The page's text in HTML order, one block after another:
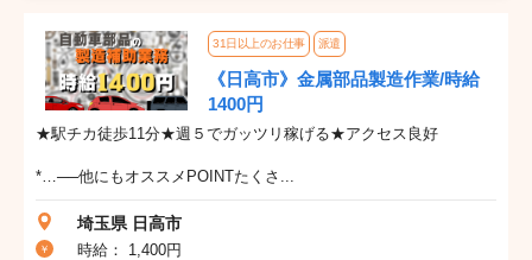
31日以上のお仕事 派遣
《日高市》金属部品製造作業/時給
1400円
★駅チカ徒歩11分★週５でガッツリ稼げる★アクセス良好
*…──他にもオススメPOINTたくさ...
埼玉県 日高市
時給： 1,400円